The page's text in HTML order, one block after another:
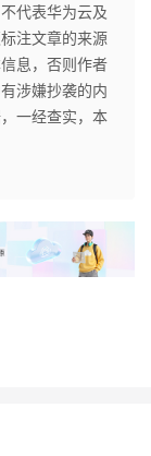
代表华为云及
注文章的来源
息，否则作者
涉嫌抄袭的内
一经查实，本